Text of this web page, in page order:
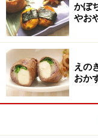
2
湯だけをボウル
ポットから湯だけ
かぼ
やお
えの
おか